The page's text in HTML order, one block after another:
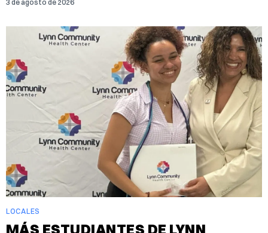
3 de agosto de 2026
LOCALES
MÁS ESTUDIANTES DE LYNN